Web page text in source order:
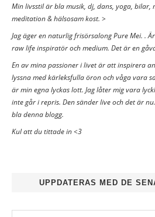
Min livsstil är bla musik, dj, dans, yoga, bilar,
meditation & hälsosam kost. >
Jag äger en naturlig frisörsalong Pure Mei. .
raw life inspiratör och medium. Det är en
En av mina passioner i livet är att inspirera
lyssna med kärleksfulla öron och våga vara
är min egna lyckas lott. Jag låter mig vara
inte går i repris. Den sänder live och det är
bla denna blogg.
Kul att du tittade in <3
UPPDATERAS MED DE